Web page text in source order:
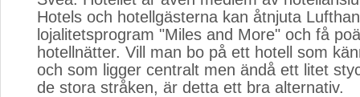
Hotels och hotellgästerna kan åtnjuta
lojalitetsprogram "Miles and More" och få
hotellnätter. Vill man bo på ett hotell som
och som ligger centralt men ändå ett litet
de stora stråken, är detta ett bra alternativ.